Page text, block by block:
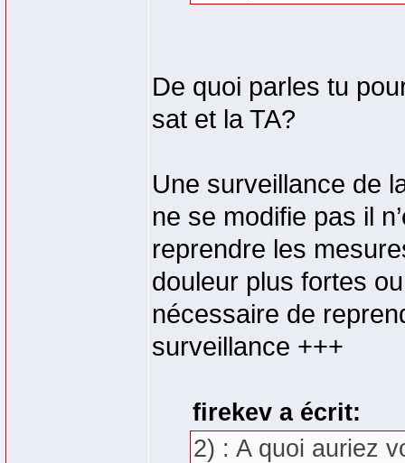
De quoi parles tu
sat et la TA?
Une surveillance de
ne se modifie pas il
reprendre les
douleur plus fortes
nécessaire de
surveillance +++
firekev a écrit:
2) : A quoi auriez